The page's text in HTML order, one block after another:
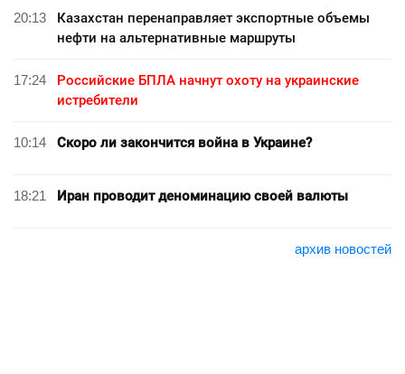
20:13
Казахстан перенаправляет экспортные объемы
нефти на альтернативные маршруты
17:24
Российские БПЛА начнут охоту на украинские
истребители
10:14 Скоро ли закончится война в Украине?
18:21 Иран проводит деноминацию своей валюты
архив новостей